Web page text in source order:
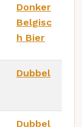
Donker
Belgisc
h Bier
Dubbel
Dubbel